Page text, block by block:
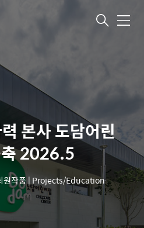
메
본사 도담어린
2026.5
원작품 | Projects/Education